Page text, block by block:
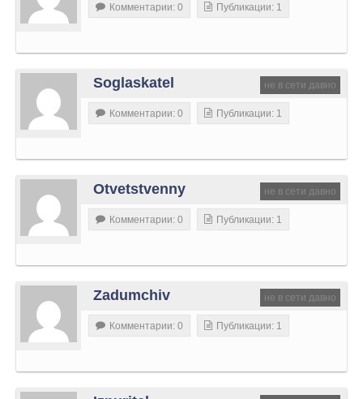
Комментарии: 0 Публикации: 1
не в сети давно
Soglaskatel
Комментарии: 0 Публикации: 1
не в сети давно
Otvetstvenny
Комментарии: 0 Публикации: 1
не в сети давно
Zadumchiv
Комментарии: 0 Публикации: 1